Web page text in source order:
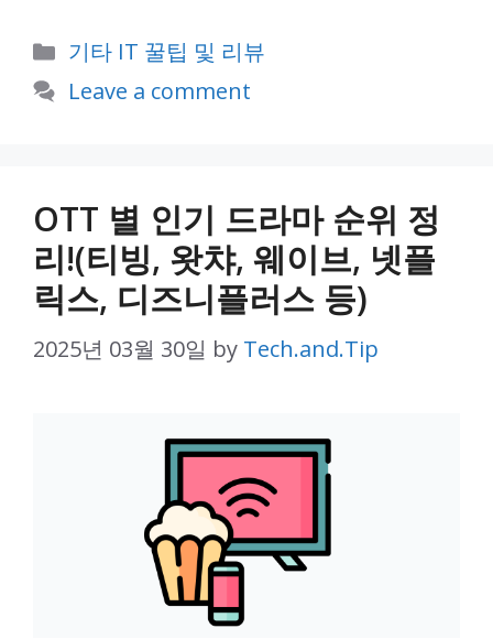
Categories
기타 IT 꿀팁 및 리뷰
Leave a comment
OTT 별 인기 드라마 순위 정
리!(티빙, 왓챠, 웨이브, 넷플
릭스, 디즈니플러스 등)
2025년 03월 30일 by Tech.and.Tip